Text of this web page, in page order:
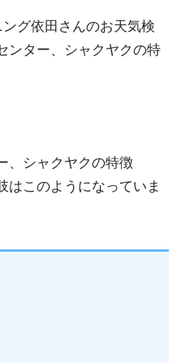
グ依田さんのお天気検
ンター、シャクヤクの特
、シャクヤクの特徴
はこのようになっていま